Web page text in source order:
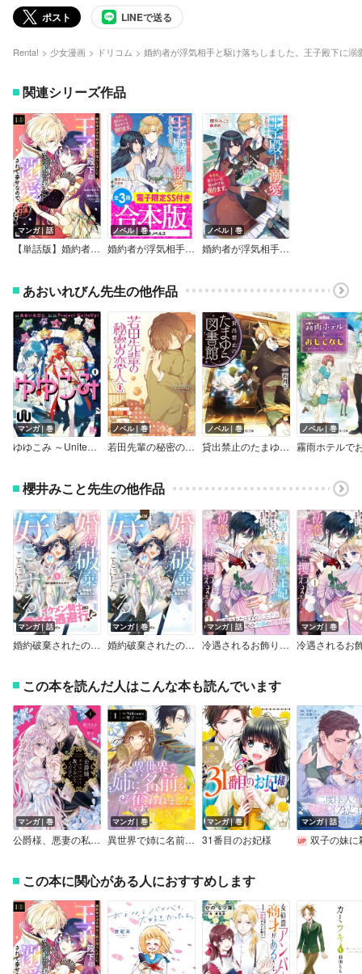
ポスト LINEで送る
Renta! 少女漫画 ドリコム 婚約者が浮気相手と駆け落ちしました。王子殿下に
関連シリーズ作品
マンガ｜話
【単話版】婚約者が浮気相手と駆け落ちしました。王子殿下に溺愛されて幸せなので、今さら戻りたいと言われても困ります。
ノベル｜巻
婚約者が浮気相手と駆け落ちしました。王子殿下に溺愛されて幸せなので、今さら戻りたいと言われても困ります。【全3冊合本版】【電子限定SS付き】
ノベル｜巻
婚約者が浮気相手と駆け落ちしました。王子殿下に溺愛されて幸せなので、今さら戻りたいと言われても困ります。
あおいれびん先生の他作品
マンガ｜巻
ゆゆこみ ～UniteUp！ the comic～【電子限定おまけ付き】
ノベル｜巻
若田先輩の秘密の恋人
ノベル｜巻
貸出禁止のたまゆら図書館
ノベル｜巻
櫻井みこと先生の他作品
マンガ｜話
婚約破棄されたので、好きにすることにした。 分冊版
マンガ｜巻
婚約破棄されたので、好きにすることにした。
マンガ｜話
冷遇されるお飾り王妃になるはずでしたが、初恋の王子様に攫われました! 分冊版
マンガ｜巻
この本を読んだ人はこんな本も読んでいます
マンガ｜巻
公爵様、悪妻の私はもう放っておいてください【特典付き】
マンガ｜巻
異世界で姉に名前を奪われました
マンガ｜巻
31番目のお妃様
マンガ｜話
双子の妹に殺された姉、二度目の人生は初恋のイケおじ王弟にフルベットし
この本に関心がある人におすすめします